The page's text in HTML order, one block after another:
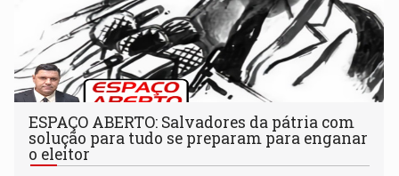
ESPAÇO ABERTO: Salvadores da pátria com
solução para tudo se preparam para enganar
o eleitor